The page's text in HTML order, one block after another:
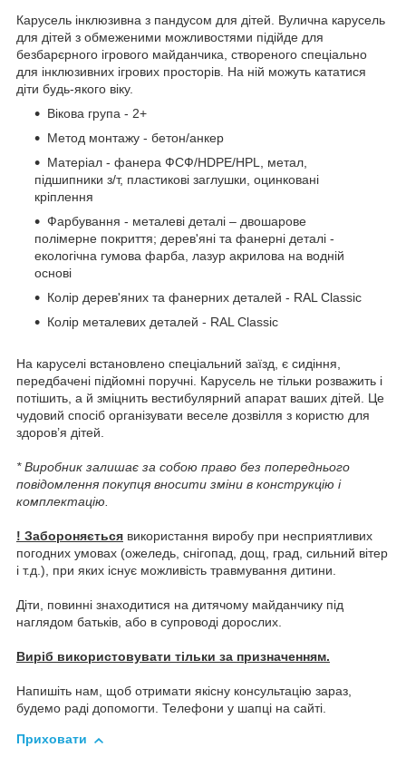
Карусель інклюзивна з пандусом для дітей. Вулична карусель
для дітей з обмеженими можливостями підійде для
безбарєрного ігрового майданчика, створеного спеціально
для інклюзивних ігрових просторів. На ній можуть кататися
діти будь-якого віку.
Вікова група - 2+
Метод монтажу - бетон/анкер
Матеріал - фанера ФСФ/HDPE/HPL, метал,
підшипники з/т, пластикові заглушки, оцинковані
кріплення
Фарбування - металеві деталі – двошарове
полімерне покриття; дерев'яні та фанерні деталі -
екологічна гумова фарба, лазур акрилова на водній
основі
Колір дерев'яних та фанерних деталей - RAL Classic
Колір металевих деталей - RAL Classic
На каруселі встановлено спеціальний заїзд, є сидіння,
передбачені підйомні поручні. Карусель не тільки розважить і
потішить, а й зміцнить вестибулярний апарат ваших дітей. Це
чудовий спосіб організувати веселе дозвілля з користю для
здоров’я дітей.
* Виробник залишає за собою право без попереднього
повідомлення покупця вносити зміни в конструкцію і
комплектацію.
! Забороняється використання виробу при несприятливих
погодних умовах (ожеледь, снігопад, дощ, град, сильний вітер
і т.д.), при яких існує можливість травмування дитини.
Діти, повинні знаходитися на дитячому майданчику під
наглядом батьків, або в супроводі дорослих.
Виріб використовувати тільки за призначенням.
Напишіть нам, щоб отримати якісну консультацію зараз,
будемо раді допомогти. Телефони у шапці на сайті.
Приховати